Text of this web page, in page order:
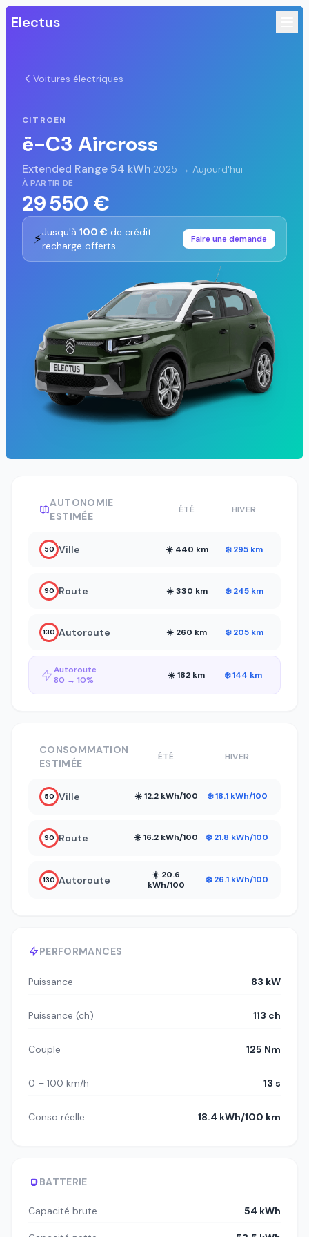
Electus
Voitures électriques
CITROEN
ë-C3 Aircross
Extended Range 54 kWh·2025 → Aujourd'hui
À PARTIR DE
29 550 €
⚡Jusqu'à 100 € de crédit
recharge offerts
Faire une demande
AUTONOMIE
ESTIMÉE
ÉTÉ HIVER
50 Ville ☀️ 440 km ❄️ 295 km
90 Route ☀️ 330 km ❄️ 245 km
130 Autoroute ☀️ 260 km ❄️ 205 km
Autoroute
80 → 10%
☀️ 182 km ❄️ 144 km
PERFORMANCES
Puissance 83 kW
Puissance (ch) 113 ch
Couple 125 Nm
0 – 100 km/h 13 s
Conso réelle 18.4 kWh/100 km
BATTERIE
Capacité brute 54 kWh
CONSOMMATION
ESTIMÉE
ÉTÉ HIVER
50 Ville ☀️ 12.2 kWh/100 ❄️ 18.1 kWh/100
90 Route ☀️ 16.2 kWh/100 ❄️ 21.8 kWh/100
130 Autoroute
☀️ 20.6
kWh/100
❄️ 26.1 kWh/100